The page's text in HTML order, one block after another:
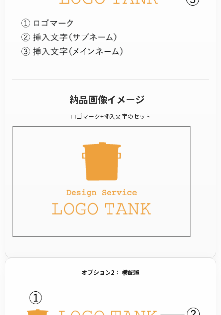
納品画像イメージ
ロゴマーク+挿入文字のセット
オプション2： 横配置